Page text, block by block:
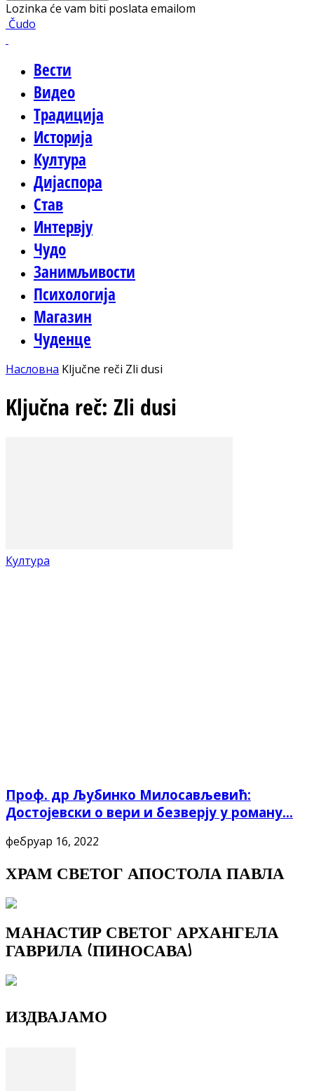
Lozinka će vam biti poslata emailom
Čudo
Вести
Видео
Традиција
Историја
Култура
Дијаспора
Став
Интервју
Чудо
Занимљивости
Психологија
Магазин
Чуденце
Насловна Ključne reči Zli dusi
Ključna reč: Zli dusi
Култура
Проф. др Љубинко Милосављевић:
Достојевски о вери и безверју у роману...
фебруар 16, 2022
ХРАМ СВЕТОГ АПОСТОЛА ПАВЛА
МАНАСТИР СВЕТОГ АРХАНГЕЛА
ГАВРИЛА (ПИНОСАВА)
ИЗДВАЈАМО